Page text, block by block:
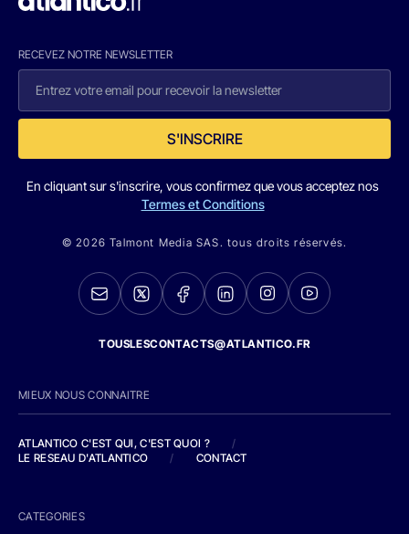
RECEVEZ NOTRE NEWSLETTER
S'INSCRIRE
En cliquant sur s'inscrire, vous confirmez que vous acceptez nos
Termes et Conditions
© 2026 Talmont Media SAS. tous droits réservés.
TOUSLESCONTACTS@ATLANTICO.FR
MIEUX NOUS CONNAITRE
ATLANTICO C'EST QUI, C'EST QUOI ?
/
LE RESEAU D'ATLANTICO
/ CONTACT
CATEGORIES